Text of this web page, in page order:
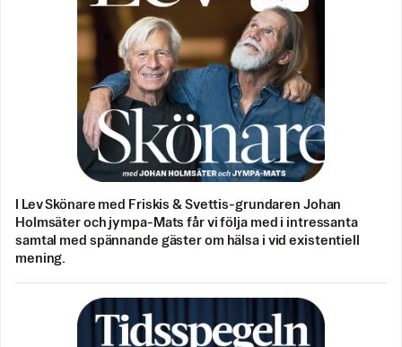
I Lev Skönare med Friskis & Svettis-grundaren Johan
Holmsäter och jympa-Mats får vi följa med i intressanta
samtal med spännande gäster om hälsa i vid existentiell
mening.